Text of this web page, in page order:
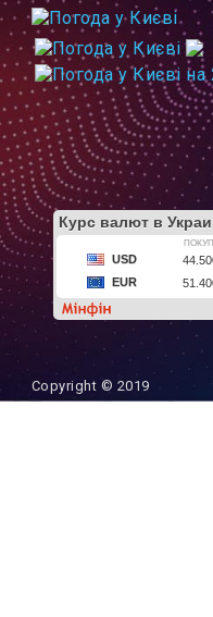
Copyright © 2019